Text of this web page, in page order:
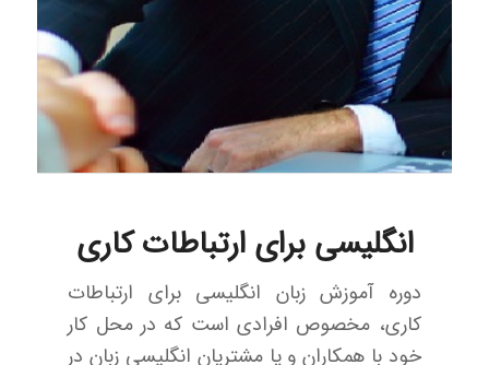
انگلیسی برای ارتباطات کاری
دوره آموزش زبان انگلیسی برای ارتباطات
کاری، مخصوص افرادی است که در محل کار
خود با همکاران و یا مشتریان انگلیسی زبان در